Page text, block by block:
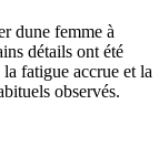
dune femme à
détails ont été
fatigue accrue et la
observés.